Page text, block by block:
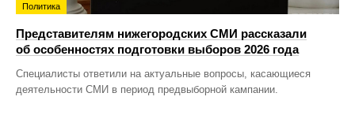
Политика
Представителям нижегородских СМИ рассказали
об особенностях подготовки выборов 2026 года
Специалисты ответили на актуальные вопросы, касающиеся
деятельности СМИ в период предвыборной кампании.